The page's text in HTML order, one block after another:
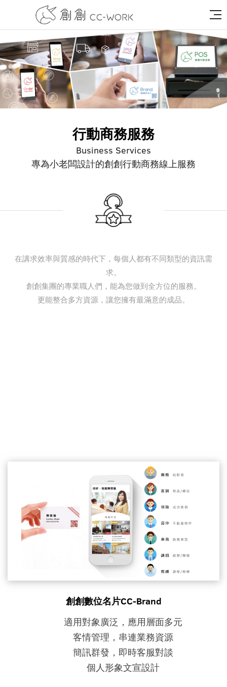
行動商務服務
Business Services
專為小老闆設計的創創行動商務線上服務
在講求效率與質感的時代下，每個人都有不同類型的資訊需
求。
創創集團的專業職人們，能為您做到全方位的服務。
更能整合多方資源，讓您擁有最滿意的成品。
創創數位名片CC-Brand
適用對象廣泛，應用層面多元
客情管理，串連業務資源
簡訊群發，即時客服對談
個人形象文宣設計